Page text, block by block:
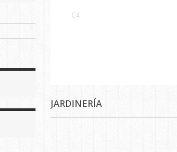
C4
JARDINERÍA